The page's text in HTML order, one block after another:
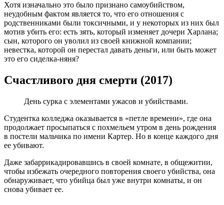
Хотя изначально это было признано самоубийством,
неудобным фактом является то, что его отношения с
родственниками были токсичными, и у некоторых из них был
мотив убить его: есть зять, который изменяет дочери Харлана;
сын, которого он уволил из своей книжной компании;
невестка, которой он перестал давать деньги, или быть может
это его сиделка-няня?
Счастливого дня смерти (2017)
День сурка с элементами ужасов и убийствами.
Студентка колледжа оказывается в «петле времени», где она
продолжает просыпаться с похмельем утром в день рождения
в постели мальчика по имени Картер. Но в конце каждого дня
ее убивают.
Даже забаррикадировавшись в своей комнате, в общежитии,
чтобы избежать очередного повторения своего убийства, она
обнаруживает, что убийца был уже внутри комнаты, и он
снова убивает ее.